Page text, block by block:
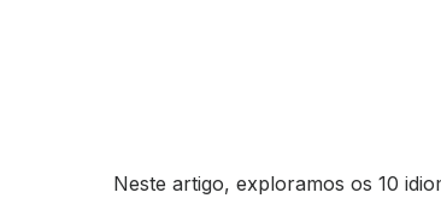
Neste artigo, exploramos os 10